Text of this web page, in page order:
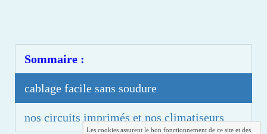
Sommaire :
cablage facile sans soudure
nos circuits imprimés et nos climatiseurs
Les cookies assurent le bon fonctionnement de ce site et des